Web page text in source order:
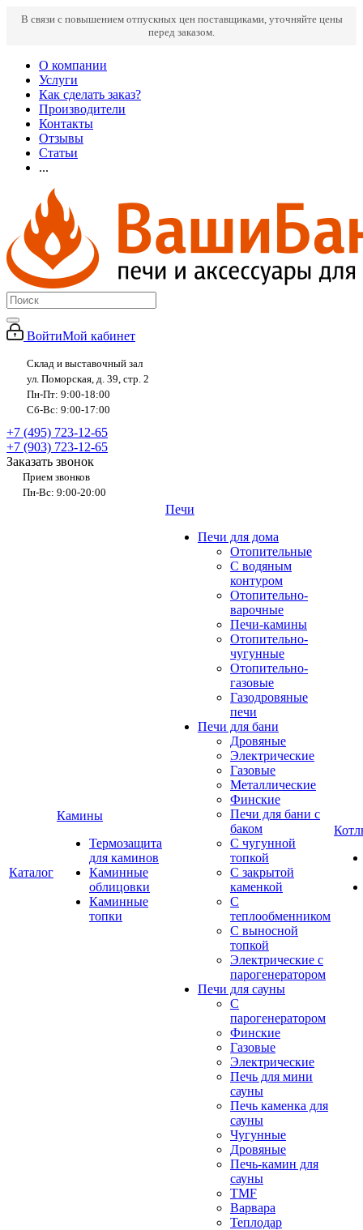
В связи с повышением отпускных цен поставщиками, уточняйте цены
перед заказом.
О компании
Услуги
Как сделать заказ?
Производители
Контакты
Отзывы
Статьи
...
ВойтиМой кабинет
Склад и выставочный зал
ул. Поморская, д. 39, стр. 2
Пн-Пт: 9:00-18:00
Сб-Вс: 9:00-17:00
+7 (495) 723-12-65
+7 (903) 723-12-65
Заказать звонок
Прием звонков
Пн-Вс: 9:00-20:00
Каталог
Камины
Термозащита
для каминов
Каминные
облицовки
Каминные
топки
Печи
Печи для дома
Отопительные
C водяным
контуром
Отопительно-
варочные
Печи-камины
Отопительно-
чугунные
Отопительно-
газовые
Газодровяные
печи
Печи для бани
Дровяные
Электрические
Газовые
Металлические
Финские
Печи для бани с
баком
С чугунной
топкой
С закрытой
каменкой
С
теплообменником
С выносной
топкой
Электрические с
парогенератором
Печи для сауны
С
парогенератором
Финские
Газовые
Электрические
Печь для мини
сауны
Печь каменка для
сауны
Чугунные
Дровяные
Печь-камин для
сауны
TMF
Варвара
Теплодар